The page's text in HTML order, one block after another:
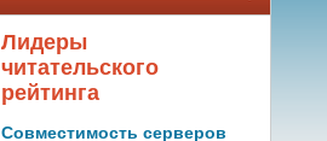
Лидеры
читательского
рейтинга
Совместимость серверов